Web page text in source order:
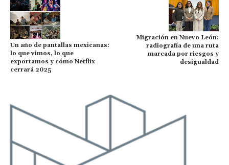
Un año de pantallas mexicanas:
lo que vimos, lo que
exportamos y cómo Netflix
cerrará 2025
Migración en Nuevo León:
radiografía de una ruta
marcada por riesgos y
desigualdad